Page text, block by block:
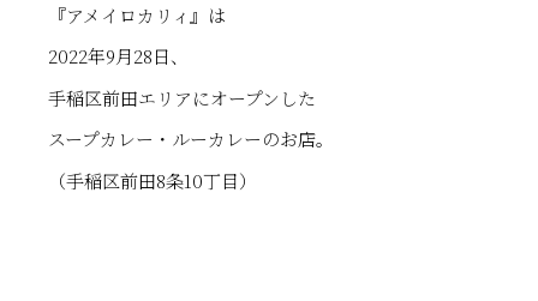
『アメイロカリィ』は
2022年9月28日、
手稲区前田エリアにオープンした
スープカレー・ルーカレーのお店。
（手稲区前田8条10丁目）